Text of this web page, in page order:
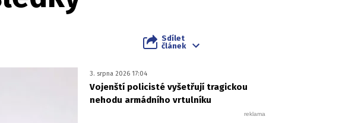
Sdílet
článek
3. srpna 2026 17:04
Vojenští policisté vyšetřují tragickou
nehodu armádního vrtulníku